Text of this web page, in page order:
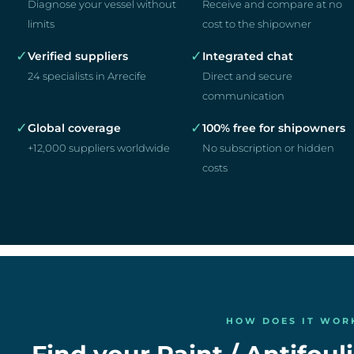
Diagnose your vessel without
limits
Receive and compare at no
cost to the shipowner
✓Verified suppliers
24 specialists in Arrecife
✓ Integrated chat
Direct and secure
communication
✓Global coverage
+12,000 suppliers worldwide
✓100% free for shipowners
No subscription or hidden
costs
HOW DOES IT